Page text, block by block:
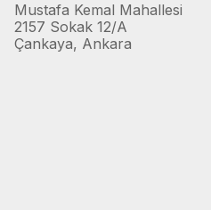
Mustafa Kemal Mahallesi
2157 Sokak 12/A
Çankaya, Ankara